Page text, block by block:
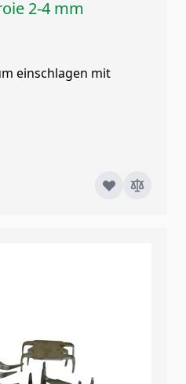
2-4 mm
einschlagen mit